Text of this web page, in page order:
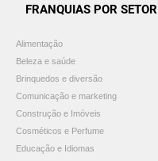
FRANQUIAS POR SETOR
Alimentação
Beleza e saúde
Brinquedos e diversão
Comunicação e marketing
Construção e Imóveis
Cosméticos e Perfume
Educação e Idiomas